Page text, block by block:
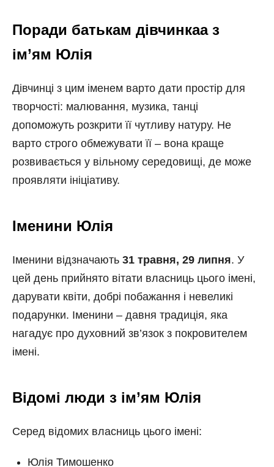
Поради батькам дівчинкаа з
ім’ям Юлія
Дівчинці з цим іменем варто дати простір для
творчості: малювання, музика, танці
допоможуть розкрити її чутливу натуру. Не
варто строго обмежувати її – вона краще
розвивається у вільному середовищі, де може
проявляти ініціативу.
Іменини Юлія
Іменини відзначають 31 травня, 29 липня. У
цей день прийнято вітати власниць цього імені,
дарувати квіти, добрі побажання і невеликі
подарунки. Іменини – давня традиція, яка
нагадує про духовний зв’язок з покровителем
імені.
Відомі люди з ім’ям Юлія
Серед відомих власниць цього імені:
Юлія Тимошенко